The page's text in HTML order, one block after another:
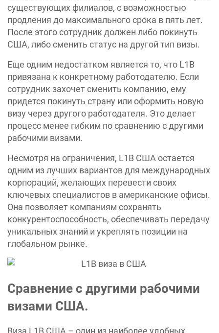
существующих филиалов, с возможностью
продления до максимального срока в пять лет.
После этого сотрудник должен либо покинуть
США, либо сменить статус на другой тип визы.
Еще одним недостатком является то, что L1B
привязана к конкретному работодателю. Если
сотрудник захочет сменить компанию, ему
придется покинуть страну или оформить новую
визу через другого работодателя. Это делает
процесс менее гибким по сравнению с другими
рабочими визами.
Несмотря на ограничения, L1B США остается
одним из лучших вариантов для международных
корпораций, желающих перевести своих
ключевых специалистов в американские офисы.
Она позволяет компаниям сохранять
конкурентоспособность, обеспечивать передачу
уникальных знаний и укреплять позиции на
глобальном рынке.
Сравнение с другими рабочими
визами США.
Виза L1B США – один из наиболее удобных